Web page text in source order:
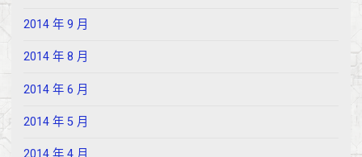
2014 年 9 月
2014 年 8 月
2014 年 6 月
2014 年 5 月